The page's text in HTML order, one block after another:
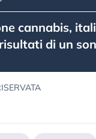
cannabis,
di un